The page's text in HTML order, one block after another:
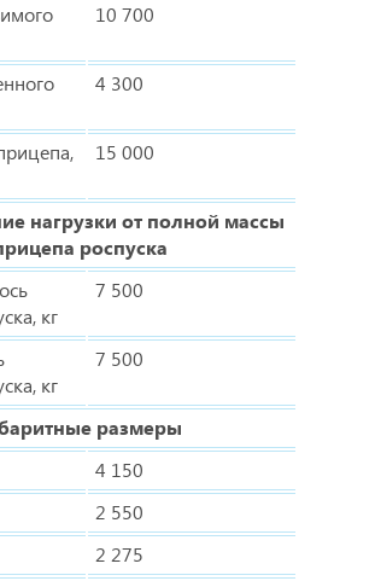
10 700
4 300
15 000
нагрузки от полной массы
роспуска
кг
7 500
кг
7 500
размеры
4 150
2 550
2 275